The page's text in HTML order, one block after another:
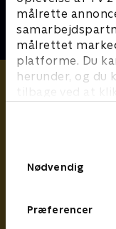
målrette
målrettet
platforme. Du
herunder, og
tilbage ved at
Nødvendig
Præferencer
Bertil &
Børneserier • 1